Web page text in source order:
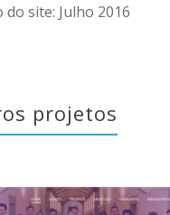
do site: Julho 2016
projetos